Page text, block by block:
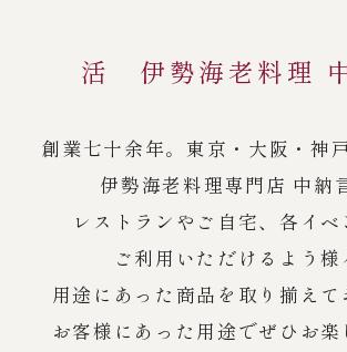
活 伊勢海老料理
創業七十余年。東京・大阪・神
伊勢海老料理専門店 中納
レストランやご自宅、各イ
ご利用いただけるよう様
用途にあった商品を取り揃えて
お客様にあった用途でぜひお楽